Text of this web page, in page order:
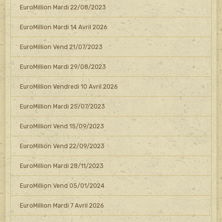
EuroMillion Mardi 22/08/2023
EuroMillion Mardi 14 Avril 2026
EuroMillion Vend 21/07/2023
EuroMillion Mardi 29/08/2023
EuroMillion Vendredi 10 Avril 2026
EuroMillion Mardi 25/07/2023
EuroMillion Vend 15/09/2023
EuroMillion Vend 22/09/2023
EuroMillion Mardi 28/11/2023
EuroMillion Vend 05/01/2024
EuroMillion Mardi 7 Avril 2026